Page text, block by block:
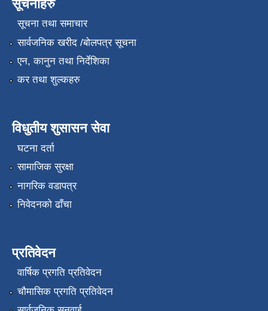
सूचनाहरु
सूचना तथा समाचार
सार्वजनिक खरीद /बोलपत्र सूचना
एन, कानुन तथा निर्देशिका
कर तथा शुल्कहरु
विधुतीय शुसासन सेवा
घटना दर्ता
सामाजिक सुरक्षा
नागरिक वडापत्र
निवेदनको ढाँचा
प्रतिवेदन
वार्षिक प्रगति प्रतिवेदन
चौमासिक प्रगति प्रतिवेदन